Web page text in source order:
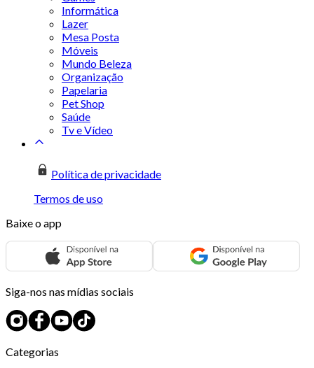
Informática
Lazer
Mesa Posta
Móveis
Mundo Beleza
Organização
Papelaria
Pet Shop
Saúde
Tv e Vídeo
Política de privacidade
Termos de uso
Baixe o app
Siga-nos nas mídias sociais
Categorias